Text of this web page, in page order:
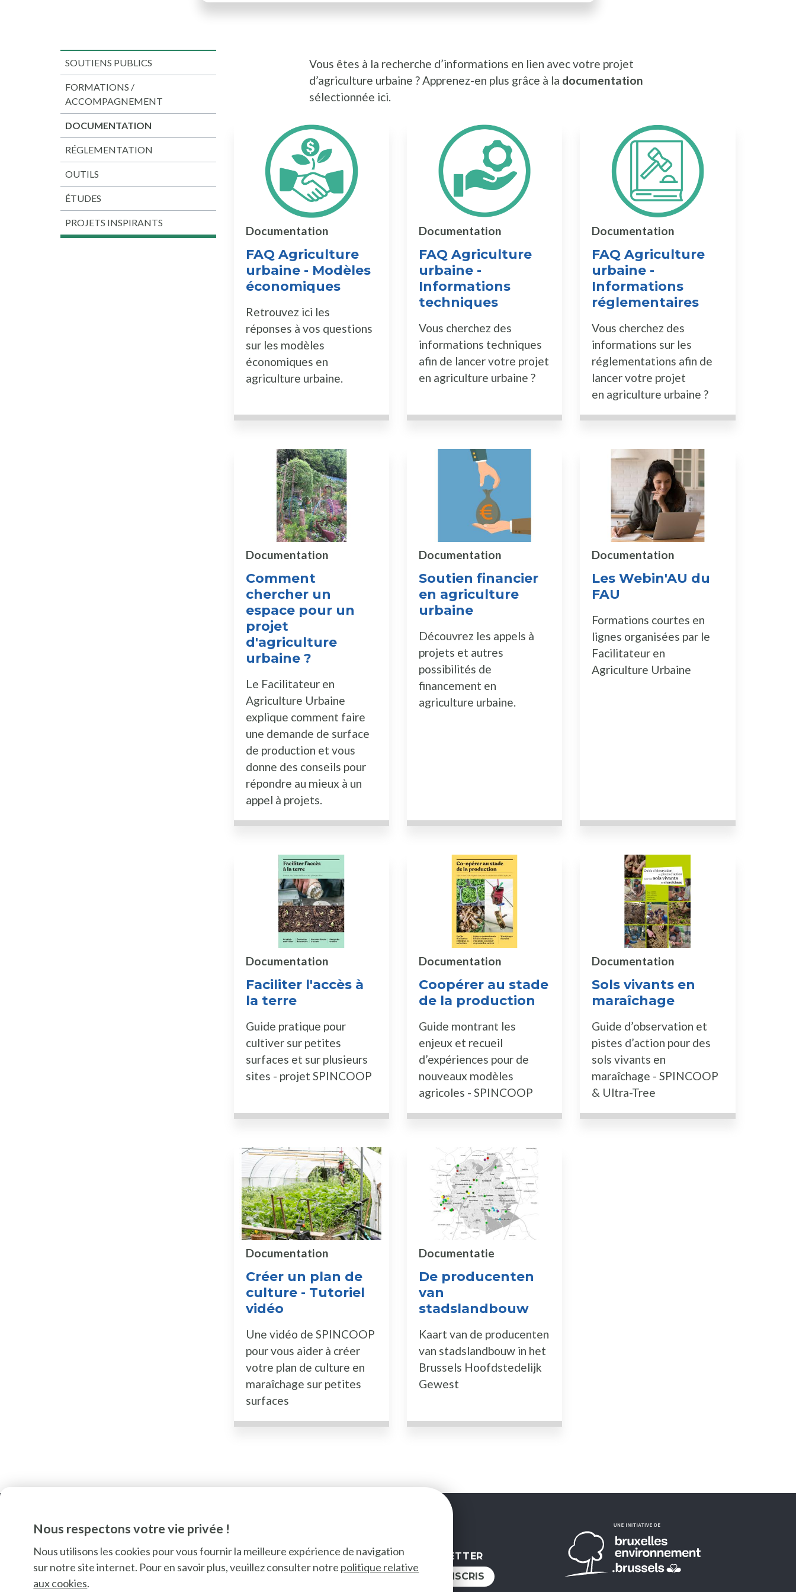
Nous respectons votre vie privée !
Nous utilisons les cookies pour vous fournir la meilleure expérience de navigation
sur notre site internet. Pour en savoir plus, veuillez consulter notre politique relative
aux cookies.
Vous êtes à la recherche d’informations en lien avec votre projet
d’agriculture urbaine ? Apprenez-en plus grâce à la documentation
sélectionnée ici.
FAQ Agriculture
urbaine - Modèles
économiques
Documentation
Retrouvez ici les
réponses à vos questions
sur les modèles
économiques en
agriculture urbaine.
FAQ Agriculture
urbaine -
Informations
techniques
Documentation
Vous cherchez des
informations techniques
afin de lancer votre projet
en agriculture urbaine ?
FAQ Agriculture
urbaine -
Informations
réglementaires
Documentation
Vous cherchez des
informations sur les
réglementations afin de
lancer votre projet
en agriculture urbaine ?
Comment
chercher un
espace pour un
projet
d'agriculture
urbaine ?
Documentation
Le Facilitateur en
Agriculture Urbaine
explique comment faire
une demande de surface
de production et vous
donne des conseils pour
répondre au mieux à un
appel à projets.
Soutien financier
en agriculture
urbaine
Documentation
Découvrez les appels à
projets et autres
possibilités de
financement en
agriculture urbaine.
Les Webin'AU du
FAU
Documentation
Formations courtes en
lignes organisées par le
Facilitateur en
Agriculture Urbaine
Faciliter l'accès à
la terre
Documentation
Guide pratique pour
cultiver sur petites
surfaces et sur plusieurs
sites - projet SPINCOOP
Coopérer au stade
de la production
Documentation
Guide montrant les
enjeux et recueil
d’expériences pour de
nouveaux modèles
agricoles - SPINCOOP
Sols vivants en
maraîchage
Documentation
Guide d’observation et
pistes d’action pour des
sols vivants en
maraîchage - SPINCOOP
& Ultra-Tree
Créer un plan de
culture - Tutoriel
vidéo
Documentation
Une vidéo de SPINCOOP
pour vous aider à créer
votre plan de culture en
maraîchage sur petites
surfaces
De producenten
van
stadslandbouw
Documentatie
Kaart van de producenten
van stadslandbouw in het
Brussels Hoofdstedelijk
Gewest
SOUTIENS PUBLICS
FORMATIONS /
ACCOMPAGNEMENT
DOCUMENTATION
RÉGLEMENTATION
OUTILS
ÉTUDES
PROJETS INSPIRANTS
SUIVEZ-NOUS
NEWSLETTER
JE M'INSCRIS